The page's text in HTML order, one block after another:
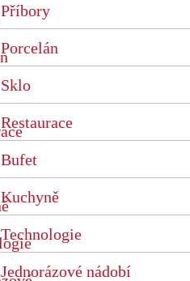
Příbory
Porcelán
Sklo
Restaurace
Bufet
Kuchyně
Technologie
Jednorázové nádobí